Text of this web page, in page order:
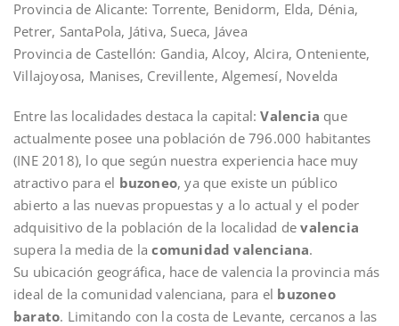
Provincia de Alicante: Torrente, Benidorm, Elda, Dénia,
Petrer, SantaPola, Játiva, Sueca, Jávea
Provincia de Castellón: Gandia, Alcoy, Alcira, Onteniente,
Villajoyosa, Manises, Crevillente, Algemesí, Novelda
Entre las localidades destaca la capital:Valencia que
actualmente posee una población de 796.000 habitantes
(INE 2018), lo que según nuestra experiencia hace muy
atractivo para el buzoneo, ya que existe un público
abierto a las nuevas propuestas y a lo actual y el poder
adquisitivo de la población de la localidad devalencia
supera la media de lacomunidad valenciana.
Su ubicación geográfica, hace de valencia la provincia más
ideal de la comunidad valenciana, para el buzoneo
barato. Limitando con la costa de Levante, cercanos a las